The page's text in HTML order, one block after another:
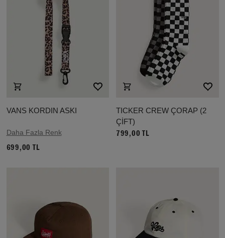
VANS KORDIN ASKI
Daha Fazla Renk
699,00 TL
TICKER CREW ÇORAP (2
ÇİFT)
799,00 TL